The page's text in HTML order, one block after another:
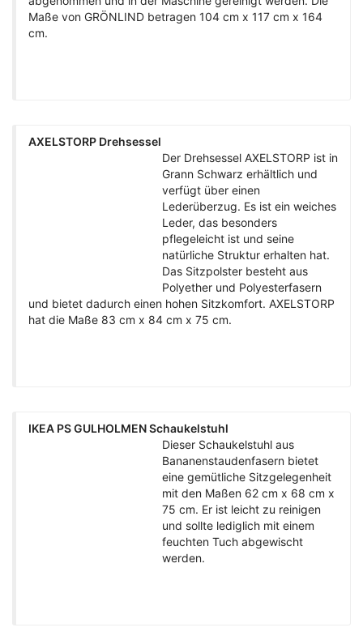
Maße von GRÖNLIND betragen 104 cm x 117 cm x 164
cm.
AXELSTORP Drehsessel
Der Drehsessel AXELSTORP ist in
Grann Schwarz erhältlich und
verfügt über einen
Lederüberzug. Es ist ein weiches
Leder, das besonders
pflegeleicht ist und seine
natürliche Struktur erhalten hat.
Das Sitzpolster besteht aus
Polyether und Polyesterfasern
und bietet dadurch einen hohen Sitzkomfort. AXELSTORP
hat die Maße 83 cm x 84 cm x 75 cm.
IKEA PS GULHOLMEN Schaukelstuhl
Dieser Schaukelstuhl aus
Bananenstaudenfasern bietet
eine gemütliche Sitzgelegenheit
mit den Maßen 62 cm x 68 cm x
75 cm. Er ist leicht zu reinigen
und sollte lediglich mit einem
feuchten Tuch abgewischt
werden.